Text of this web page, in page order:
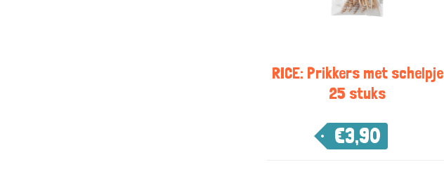
RICE: Prikkers met schelpje
25 stuks
€3,90